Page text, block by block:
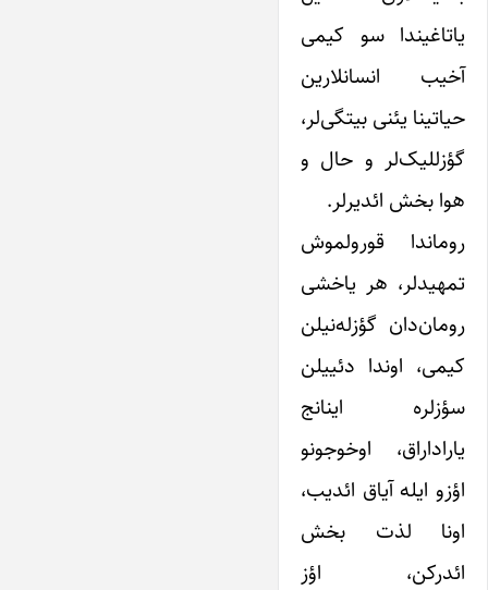
یاتاغیندا سو کیمی
آخیب انسانلارین
حیاتینا یئنی بیتگی‌لر،
گؤزللیک‌لر و حال و
هوا بخش ائدیرلر.
روماندا قورولموش
تمهیدلر، هر یاخشی
رومان‌دان گؤزله‌نیلن
کیمی، اوندا دئییلن
سؤزلره اینانج
یاراداراق، اوخوجونو
اؤزو ایله آیاق ائدیب،
اونا لذت بخش
ائدرکن، اؤز